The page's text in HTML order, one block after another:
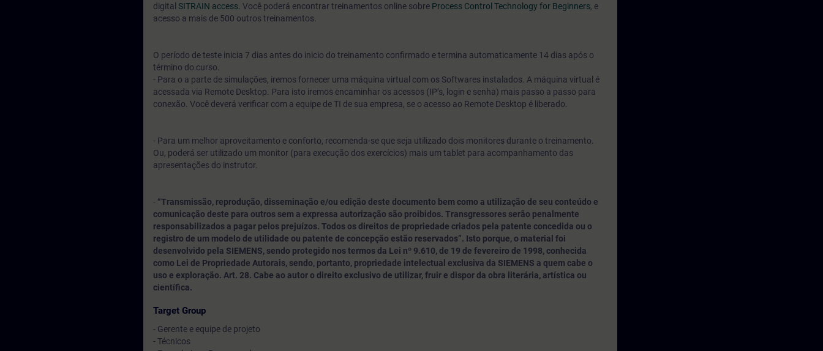
digital SITRAIN access. Você poderá encontrar treinamentos online sobre Process Control Technology for Beginners, e
acesso a mais de 500 outros treinamentos.
O período de teste inicia 7 dias antes do inicio do treinamento confirmado e termina automaticamente 14 dias após o
término do curso.
- Para o a parte de simulações, iremos fornecer uma máquina virtual com os Softwares instalados. A máquina virtual é
acessada via Remote Desktop. Para isto iremos encaminhar os acessos (IP’s, login e senha) mais passo a passo para
conexão. Você deverá verificar com a equipe de TI de sua empresa, se o acesso ao Remote Desktop é liberado.
- Para um melhor aproveitamento e conforto, recomenda-se que seja utilizado dois monitores durante o treinamento.
Ou, poderá ser utilizado um monitor (para execução dos exercícios) mais um tablet para acompanhamento das
apresentações do instrutor.
- “Transmissão, reprodução, disseminação e/ou edição deste documento bem como a utilização de seu conteúdo e
comunicação deste para outros sem a expressa autorização são proibidos. Transgressores serão penalmente
responsabilizados a pagar pelos prejuízos. Todos os direitos de propriedade criados pela patente concedida ou o
registro de um modelo de utilidade ou patente de concepção estão reservados”. Isto porque, o material foi
desenvolvido pela SIEMENS, sendo protegido nos termos da Lei nº 9.610, de 19 de fevereiro de 1998, conhecida
como Lei de Propriedade Autorais, sendo, portanto, propriedade intelectual exclusiva da SIEMENS a quem cabe o
uso e exploração. Art. 28. Cabe ao autor o direito exclusivo de utilizar, fruir e dispor da obra literária, artística ou
científica.
Target Group
- Gerente e equipe de projeto
- Técnicos